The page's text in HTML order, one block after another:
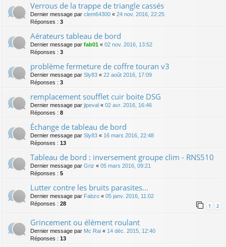
Verrous de la trappe de triangle cassés
Dernier message par clem64300 « 24 nov. 2016, 22:25
Réponses : 3
Aérateurs tableau de bord
Dernier message par fab01 « 02 nov. 2016, 13:52
Réponses : 3
problème fermeture de coffre touran v3
Dernier message par Sly83 « 22 août 2016, 17:09
Réponses : 3
remplacement soufflet cuir boite DSG
Dernier message par jipeval « 02 avr. 2016, 16:46
Réponses : 8
Échange de tableau de bord
Dernier message par Sly83 « 16 mars 2016, 22:48
Réponses : 13
Tableau de bord : inversement groupe clim - RNS510
Dernier message par Griz « 05 mars 2016, 09:21
Réponses : 5
Lutter contre les bruits parasites...
Dernier message par Fabzo « 05 janv. 2016, 11:02
Réponses : 28 1 2
Grincement ou élément roulant
Dernier message par Mc Rai « 14 déc. 2015, 12:40
Réponses : 13